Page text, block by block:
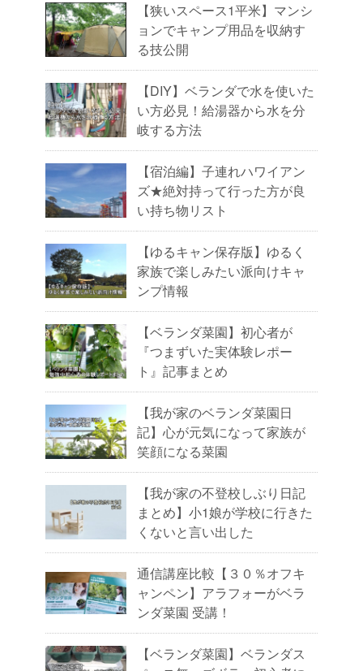
【狭いスペース1平米】マンシ
ョンでキャンプ用品を収納す
る技公開
【DIY】ベランダで水を使いた
い方必見！給湯器から水を分
岐する方法
【宿泊編】子連れハワイアン
ズ★絶対持って行った方が良
い持ち物リスト
【ゆるキャン保存版】ゆるく
家族で楽しみたい派向けキャ
ンプ情報
【ベランダ菜園】初心者が
『つまずいた実体験レポー
ト』記事まとめ
【我が家のベランダ菜園日
記】心が元気になって家族が
笑顔になる菜園
【我が家の不登校しぶり日記
まとめ】小1娘が学校に行きた
くないと言い出した
通信講座比較【３０％オフキ
ャンペン】アラフォーがベラ
ンダ菜園 受講！
【ベランダ菜園】ベランダス